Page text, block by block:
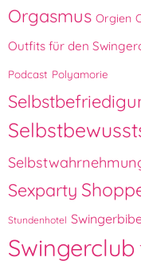
Orgasmus Orgien
Outfits für den
Podcast Polyamorie
Sexparty
Stundenhotel
Swingerclub